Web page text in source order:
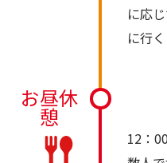
に応
に行
お昼休
憩
12：